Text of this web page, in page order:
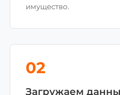
имущество.
02
Загружаем